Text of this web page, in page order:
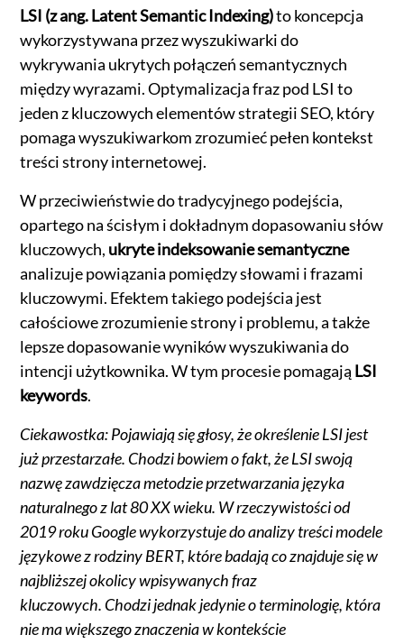
LSI (z ang. Latent Semantic Indexing)to koncepcja
wykorzystywana przez wyszukiwarki do
wykrywania ukrytych połączeń semantycznych
między wyrazami. Optymalizacja fraz pod LSI to
jeden z kluczowych elementów strategii SEO, który
pomaga wyszukiwarkom zrozumieć pełen kontekst
treści strony internetowej.
W przeciwieństwie do tradycyjnego podejścia,
opartego na ścisłym i dokładnym dopasowaniu słów
kluczowych, ukryte indeksowanie semantyczne
analizuje powiązania pomiędzy słowami i frazami
kluczowymi. Efektem takiego podejścia jest
całościowe zrozumienie strony i problemu, a także
lepsze dopasowanie wyników wyszukiwania do
intencji użytkownika. W tym procesie pomagają LSI
keywords.
Ciekawostka: Pojawiają się głosy, że określenie LSI jest
już przestarzałe. Chodzi bowiem o fakt, że LSI swoją
nazwę zawdzięcza metodzie przetwarzania języka
naturalnego z lat 80 XX wieku. W rzeczywistości od
2019 roku Google wykorzystuje do analizy treści modele
językowe z rodziny BERT, które badają co znajduje się w
najbliższej okolicy wpisywanych fraz
kluczowych. Chodzi jednak jedynie o terminologię, która
nie ma większego znaczenia w kontekście